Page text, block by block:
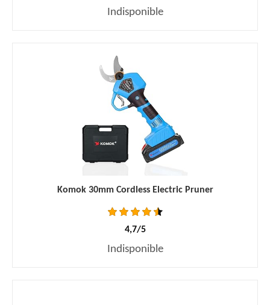
Indisponible
Komok 30mm Cordless Electric Pruner
4,7/5
Indisponible